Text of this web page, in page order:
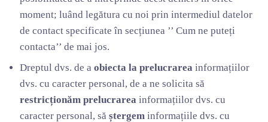
moment; luând legătura cu noi prin intermediul datelor
de contact specificate în secțiunea ’’ Cum ne puteți
contacta’’ de mai jos.
Dreptul dvs. de aobiecta la prelucrarea informațiilor
dvs. cu caracter personal, de a ne solicita să
restricționăm prelucrarea informațiilor dvs. cu
caracter personal, săștergeminformațiile dvs. cu